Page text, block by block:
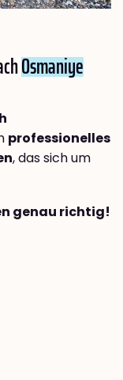
Osmaniye
professionelles
, das sich um
genau richtig!